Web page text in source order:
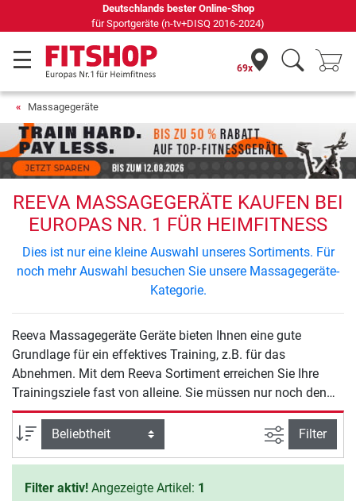
Deutschlands bester Online-Shop
für Sportgeräte (n-tv+DISQ 2016-2024)
69x
Massagegeräte
REEVA MASSAGEGERÄTE KAUFEN BEI
EUROPAS NR. 1 FÜR HEIMFITNESS
Dies ist nur eine kleine Auswahl unseres Sortiments. Für
noch mehr Auswahl besuchen Sie unsere Massagegeräte-
Kategorie.
Reeva Massagegeräte Geräte bieten Ihnen eine gute
Grundlage für ein effektives Training, z.B. für das
Abnehmen. Mit dem Reeva Sortiment erreichen Sie Ihre
Trainingsziele fast von alleine. Sie müssen nur noch den
Willen zeigen, mit dem Training zu beginnen.
Sortierung
Ansicht
Filter
Filter aktiv! Angezeigte Artikel: 1